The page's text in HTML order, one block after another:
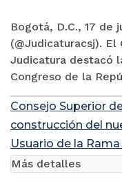
Bogotá, D.C., 17 de
(@Judicaturacsj). El
Judicatura destacó
Congreso de la
Consejo Superior
construcción del
Usuario de la
Más detalles